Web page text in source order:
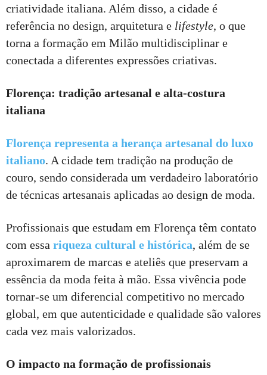
criatividade italiana. Além disso, a cidade é
referência no design, arquitetura e lifestyle, o que
torna a formação em Milão multidisciplinar e
conectada a diferentes expressões criativas.
Florença: tradição artesanal e alta-costura
italiana
Florença representa a herança artesanal do luxo
italiano. A cidade tem tradição na produção de
couro, sendo considerada um verdadeiro laboratório
de técnicas artesanais aplicadas ao design de moda.
Profissionais que estudam em Florença têm contato
com essa riqueza cultural e histórica, além de se
aproximarem de marcas e ateliês que preservam a
essência da moda feita à mão. Essa vivência pode
tornar-se um diferencial competitivo no mercado
global, em que autenticidade e qualidade são valores
cada vez mais valorizados.
O impacto na formação de profissionais